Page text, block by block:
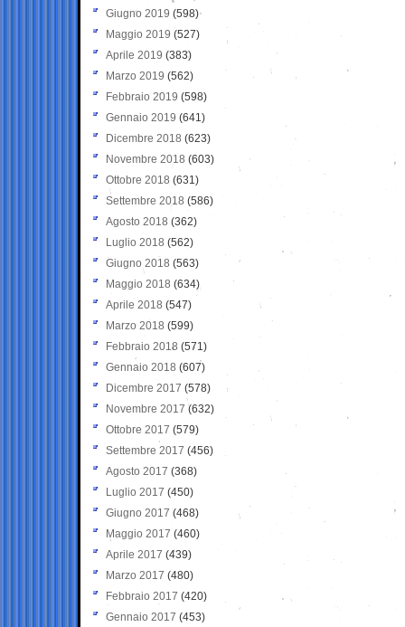
Giugno 2019 (598)
Maggio 2019 (527)
Aprile 2019 (383)
Marzo 2019 (562)
Febbraio 2019 (598)
Gennaio 2019 (641)
Dicembre 2018 (623)
Novembre 2018 (603)
Ottobre 2018 (631)
Settembre 2018 (586)
Agosto 2018 (362)
Luglio 2018 (562)
Giugno 2018 (563)
Maggio 2018 (634)
Aprile 2018 (547)
Marzo 2018 (599)
Febbraio 2018 (571)
Gennaio 2018 (607)
Dicembre 2017 (578)
Novembre 2017 (632)
Ottobre 2017 (579)
Settembre 2017 (456)
Agosto 2017 (368)
Luglio 2017 (450)
Giugno 2017 (468)
Maggio 2017 (460)
Aprile 2017 (439)
Marzo 2017 (480)
Febbraio 2017 (420)
Gennaio 2017 (453)